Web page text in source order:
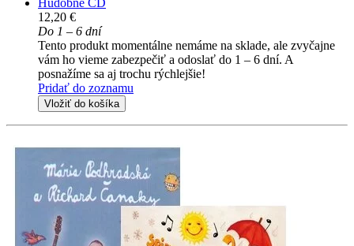
Hudobné CD
12,20 €
Do 1 – 6 dní
Tento produkt momentálne nemáme na sklade, ale zvyčajne
vám ho vieme zabezpečiť a odoslať do 1 – 6 dní. A
posnažíme sa aj trochu rýchlejšie!
Pridať do zoznamu
Vložiť do košíka